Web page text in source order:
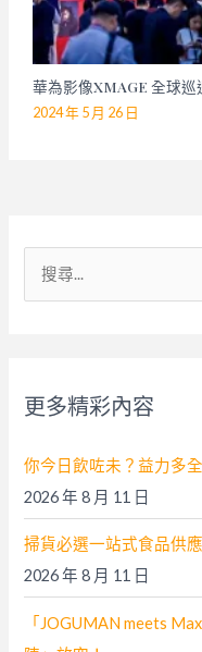
華為影像XMAGE 全球
2024 年 5 月 26 日
:
更多精彩內容
你今日飲咗未？益力多
2026 年 8 月 11 日
掃貨必選一站式食品供
2026 年 8 月 11 日
「JOGUMAN meets